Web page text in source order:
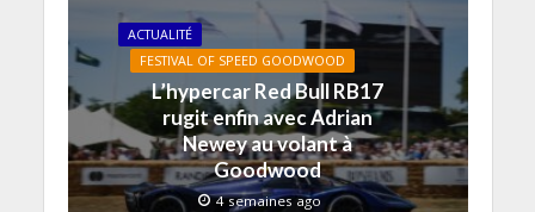
l
e
e
n
t
r
e
)
r
e
) ) e
)
r
e
)
ACTUALITÉ
FESTIVAL OF SPEED GOODWOOD
L’hypercar Red Bull RB17
rugit enfin avec Adrian
Newey au volant à
Goodwood
4 semaines ago